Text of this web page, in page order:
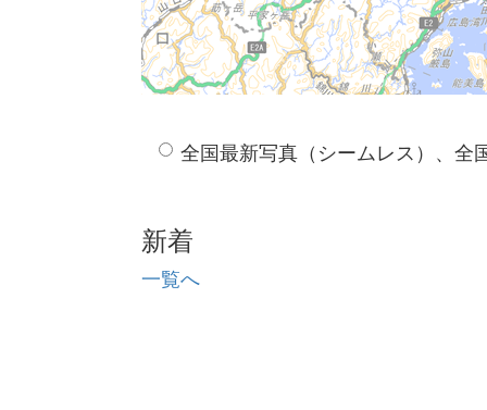
全国最新写真（シームレス）、全
新着
一覧へ